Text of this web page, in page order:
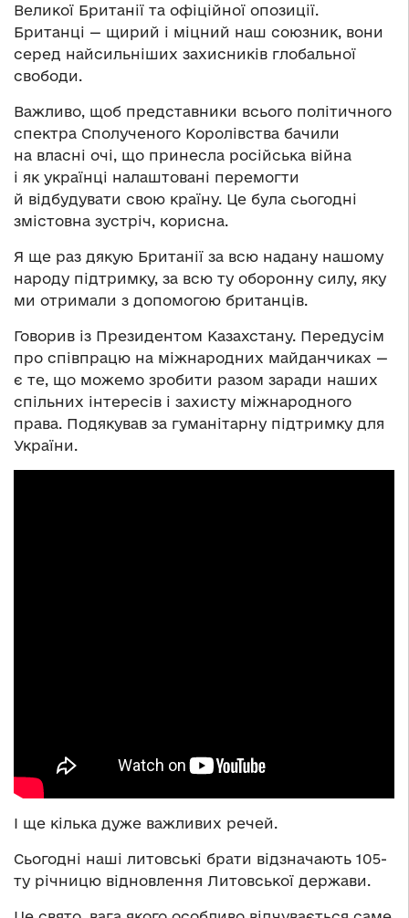
Великої Британії та офіційної опозиції.
Британці — щирий і міцний наш союзник, вони
серед найсильніших захисників глобальної
свободи.
Важливо, щоб представники всього політичного
спектра Сполученого Королівства бачили
на власні очі, що принесла російська війна
і як українці налаштовані перемогти
й відбудувати свою країну. Це була сьогодні
змістовна зустріч, корисна.
Я ще раз дякую Британії за всю надану нашому
народу підтримку, за всю ту оборонну силу, яку
ми отримали з допомогою британців.
Говорив із Президентом Казахстану. Передусім
про співпрацю на міжнародних майданчиках —
є те, що можемо зробити разом заради наших
спільних інтересів і захисту міжнародного
права. Подякував за гуманітарну підтримку для
України.
І ще кілька дуже важливих речей.
Сьогодні наші литовські брати відзначають 105-
ту річницю відновлення Литовської держави.